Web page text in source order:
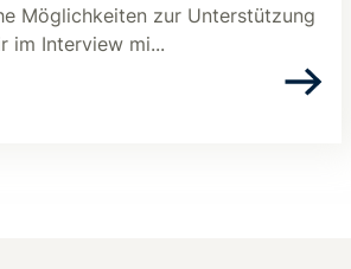
Möglichkeiten zur Unterstützung
im Interview mi...